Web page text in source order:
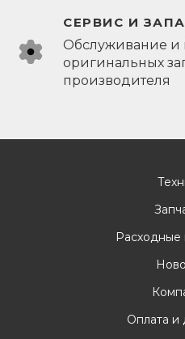
СЕРВИС И
Обслуживание и
оригинальных
производителя
Расходные
Оплата и